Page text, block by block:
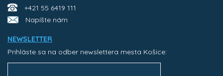
+421 55 6419 111
Napíšte nám
NEWSLETTER
Prihláste sa na odber newslettera mesta Košice: